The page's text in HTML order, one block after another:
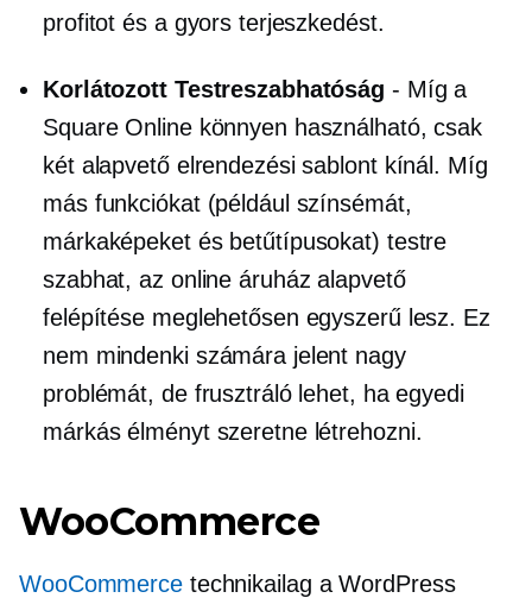
profitot és a gyors terjeszkedést.
Korlátozott Testreszabhatóság - Míg a
Square Online könnyen használható, csak
két alapvető elrendezési sablont kínál. Míg
más funkciókat (például színsémát,
márkaképeket és betűtípusokat) testre
szabhat, az online áruház alapvető
felépítése meglehetősen egyszerű lesz. Ez
nem mindenki számára jelent nagy
problémát, de frusztráló lehet, ha egyedi
márkás élményt szeretne létrehozni.
WooCommerce
WooCommercetechnikailag a WordPress